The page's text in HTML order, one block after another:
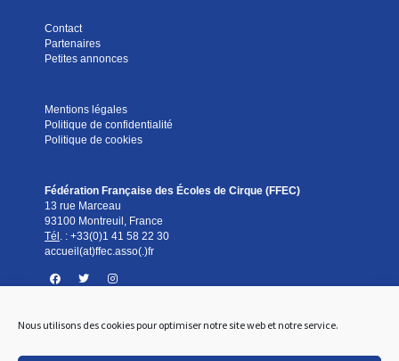
Nous utilisons des cookies pour optimiser notre site web et notre service.
Contact
Partenaires
Petites annonces
Mentions légales
Politique de confidentialité
Politique de cookies
Fédération Française des Écoles de Cirque (FFEC)
13 rue Marceau
93100 Montreuil, France
Tél . : +33(0)1 41 58 22 30
accueil(at)ffec.asso(.)fr
Standard téléphonique
Du lundi au vendredi